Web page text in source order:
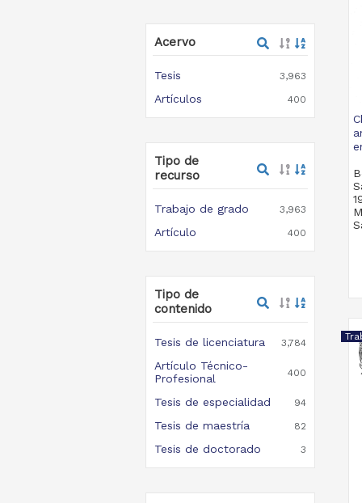
Acervo
Tesis 3,963
Artículos 400
Tipo de
recurso
Trabajo de grado 3,963
Artículo 400
Tipo de
contenido
Tesis de licenciatura 3,784
Artículo Técnico-
Profesional
400
Tesis de especialidad 94
Tesis de maestría 82
Tesis de doctorado 3